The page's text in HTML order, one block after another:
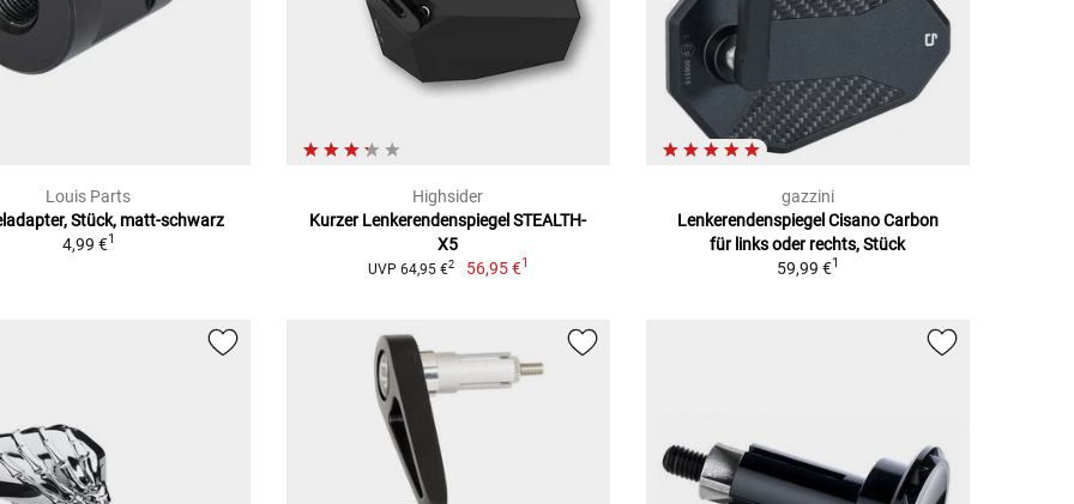
Louis Parts
Stück, matt-schwarz
4,99 €1
Highsider
Kurzer Lenkerendenspiegel STEALTH-
X5
UVP 64,95 €2 56,95 €1
gazzini
Lenkerendenspiegel Cisano Carbon
für links oder rechts, Stück
59,99 €1